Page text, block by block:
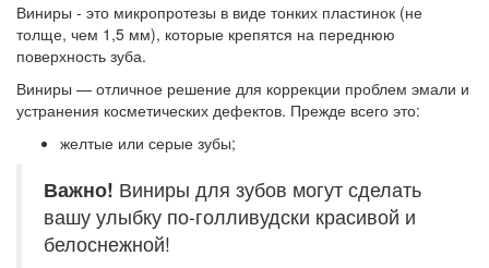
Виниры - это микропротезы в виде тонких пластинок (не
толще, чем 1,5 мм), которые крепятся на переднюю
поверхность зуба.
Виниры — отличное решение для коррекции проблем эмали и
устранения косметических дефектов. Прежде всего это:
желтые или серые зубы;
Важно! Виниры для зубов могут сделать
вашу улыбку по-голливудски красивой и
белоснежной!